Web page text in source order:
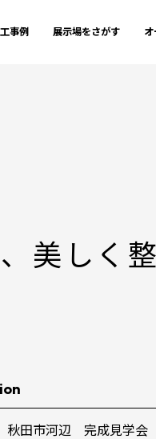
事例 展示場をさがす オ
美しく
秋田市河辺 完成見学会